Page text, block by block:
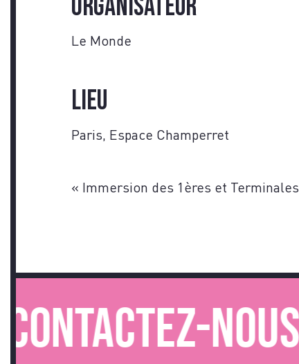
Organisateur
Le Monde
Lieu
Paris, Espace Champerret
« Immersion des 1ères et Terminales
nous.